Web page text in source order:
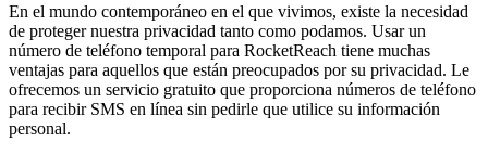
En el mundo contemporáneo en el que vivimos, existe la necesidad
de proteger nuestra privacidad tanto como podamos. Usar un
número de teléfono temporal para RocketReach tiene muchas
ventajas para aquellos que están preocupados por su privacidad. Le
ofrecemos un servicio gratuito que proporciona números de teléfono
para recibir SMS en línea sin pedirle que utilice su información
personal.